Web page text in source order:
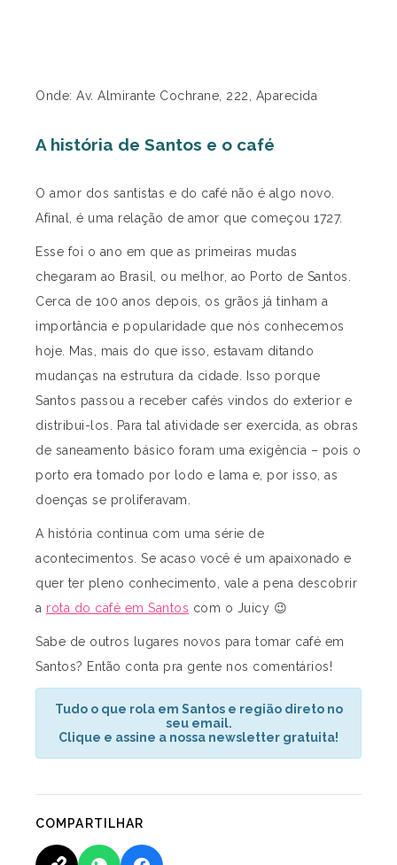
Onde: Av. Almirante Cochrane, 222, Aparecida
A história de Santos e o café
O amor dos santistas e do café não é algo novo.
Afinal, é uma relação de amor que começou 1727.
Esse foi o ano em que as primeiras mudas
chegaram ao Brasil, ou melhor, ao Porto de Santos.
Cerca de 100 anos depois, os grãos já tinham a
importância e popularidade que nós conhecemos
hoje. Mas, mais do que isso, estavam ditando
mudanças na estrutura da cidade. Isso porque
Santos passou a receber cafés vindos do exterior e
distribui-los. Para tal atividade ser exercida, as obras
de saneamento básico foram uma exigência – pois o
porto era tomado por lodo e lama e, por isso, as
doenças se proliferavam.
A história continua com uma série de
acontecimentos. Se acaso você é um apaixonado e
quer ter pleno conhecimento, vale a pena descobrir
a rota do café em Santos com o Juicy 😉
Sabe de outros lugares novos para tomar café em
Santos? Então conta pra gente nos comentários!
Tudo o que rola em Santos e região direto no
seu email.
Clique e assine a nossa newsletter gratuita!
COMPARTILHAR